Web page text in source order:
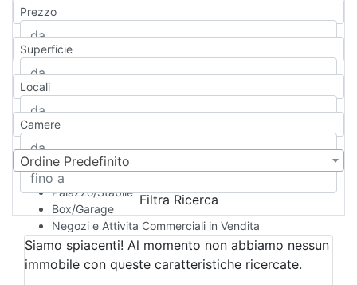
Qualsiasi
Appartamento
Casa indipendente
Casa Semi-indipendente
Attico/Mansarda
Rustico/Casale
Camera d'Albergo
Multiproprietà
Palazzo/Stabile
Box/Garage
Negozi e Attivita Commerciali in Vendita
Qualsiasi
Attività/Licenza Commerciale
Azienda Agricola
Prezzo
Superficie
Locali
Camere
Ordine Predefinito
Filtra Ricerca
Siamo spiacenti! Al momento non abbiamo nessun
immobile con queste caratteristiche ricercate.